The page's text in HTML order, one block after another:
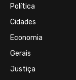
Política
Cidades
Economia
Gerais
Justiça